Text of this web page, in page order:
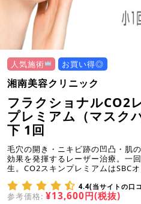
人気施術 お買い得◎
湘南美容クリニック
フラクショナルCO2
プレミアム（マスク
下 1回
毛穴の開き・ニキビ跡の凹凸・肌
効果を発揮するレーザー治療。一
生。CO2スキンプレミアムはSBC
4.4(当サイトの口
参考価格: ¥13,600円(税抜)